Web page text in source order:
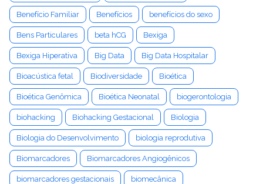
Benefício Familiar Benefícios benefícios do sexo
Bens Particulares beta hCG Bexiga
Bexiga Hiperativa Big Data Big Data Hospitalar
Bioacústica fetal Biodiversidade Bioética
Bioética Genômica Bioética Neonatal biogerontologia
biohacking Biohacking Gestacional Biologia
Biologia do Desenvolvimento biologia reprodutiva
Biomarcadores Biomarcadores Angiogênicos
biomarcadores gestacionais biomecânica